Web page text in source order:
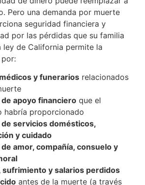
Pero una demanda por muerte
seguridad financiera y
por las pérdidas que su familia
ley de California permite la
y funerariosrelacionados
de apoyo financieroque el
habría proporcionado
de servicios domésticos,
y cuidado
amor, compañía, consuelo y
sufrimiento y salarios perdidos
antes de la muerte (a través